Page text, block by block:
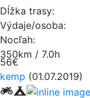
Dĺžka trasy:
Výdaje/osoba:
Nocľah:
350km / 7.0h
56€
kemp (01.07.2019)